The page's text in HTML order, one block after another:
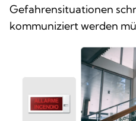
Gefahrensituationen
kommuniziert werden